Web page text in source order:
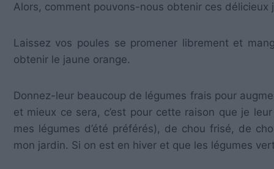
Alors, comment pouvons-nous obtenir ces
Laissez vos poules se promener librement et
obtenir le jaune orange.
Donnez-leur beaucoup de légumes frais pour
et mieux ce sera, c’est pour cette raison que je
mes légumes d’été préférés), de chou frisé, de
mon jardin. Si on est en hiver et que les légumes